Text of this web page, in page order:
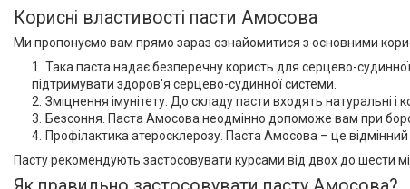
Корисні властивості пасти Амосова
Ми пропонуємо вам прямо зараз ознайомитися з основними
Така паста надає безперечну користь для серцево-
підтримувати здоров'я серцево-судинної системи.
Зміцнення імунітету. До складу пасти входять натуральні і
Безсоння. Паста Амосова неодмінно допоможе вам при
Профілактика атеросклерозу. Паста Амосова – це
Пасту рекомендують застосовувати курсами від двох до шести